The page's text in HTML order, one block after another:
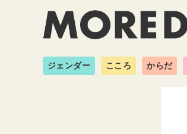
ジェンダー こころ からだ